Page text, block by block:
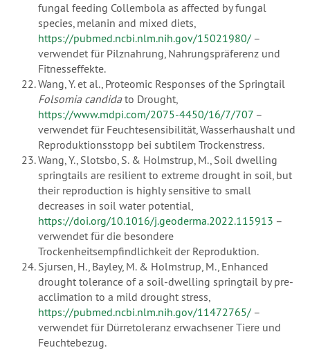
fungal feeding Collembola as affected by fungal
species, melanin and mixed diets,
https://pubmed.ncbi.nlm.nih.gov/15021980/ –
verwendet für Pilznahrung, Nahrungspräferenz und
Fitnesseffekte.
Wang, Y. et al., Proteomic Responses of the Springtail
Folsomia candidato Drought,
https://www.mdpi.com/2075-4450/16/7/707 –
verwendet für Feuchtesensibilität, Wasserhaushalt und
Reproduktionsstopp bei subtilem Trockenstress.
Wang, Y., Slotsbo, S. & Holmstrup, M., Soil dwelling
springtails are resilient to extreme drought in soil, but
their reproduction is highly sensitive to small
decreases in soil water potential,
https://doi.org/10.1016/j.geoderma.2022.115913 –
verwendet für die besondere
Trockenheitsempfindlichkeit der Reproduktion.
Sjursen, H., Bayley, M. & Holmstrup, M., Enhanced
drought tolerance of a soil-dwelling springtail by pre-
acclimation to a mild drought stress,
https://pubmed.ncbi.nlm.nih.gov/11472765/ –
verwendet für Dürretoleranz erwachsener Tiere und
Feuchtebezug.